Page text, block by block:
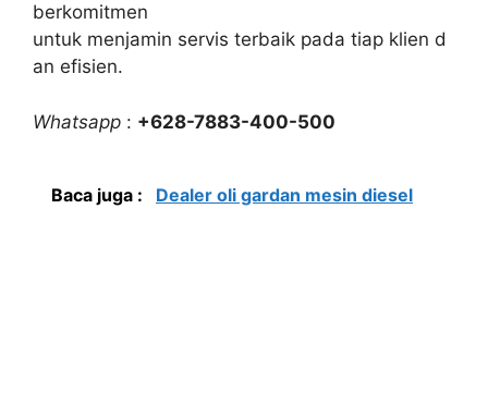
berkomitmen
untuk menjamin servis terbaik pada tiap klien d
an efisien.
Whatsapp : +628-7883-400-500
Baca juga : Dealer oli gardan mesin diesel